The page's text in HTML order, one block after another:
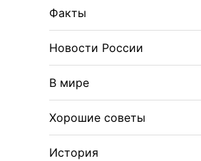
Факты
Новости России
В мире
Хорошие советы
История